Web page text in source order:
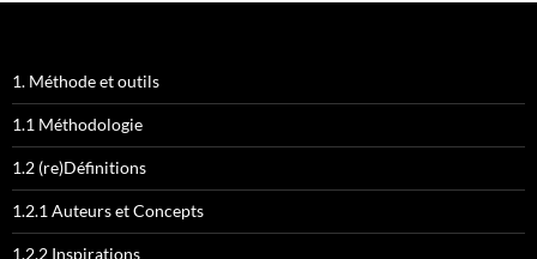
1. Méthode et outils
1.1 Méthodologie
1.2 (re)Définitions
1.2.1 Auteurs et Concepts
1.2.2 Inspirations